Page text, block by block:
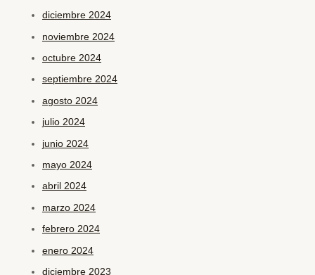
diciembre 2024
noviembre 2024
octubre 2024
septiembre 2024
agosto 2024
julio 2024
junio 2024
mayo 2024
abril 2024
marzo 2024
febrero 2024
enero 2024
diciembre 2023